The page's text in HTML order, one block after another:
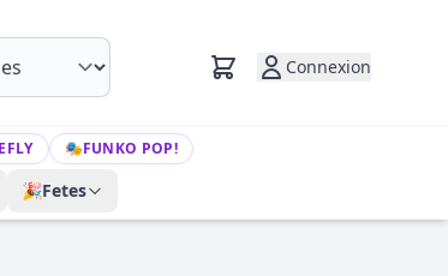
Connexion
🎭FUNKO POP!
🎉Fetes